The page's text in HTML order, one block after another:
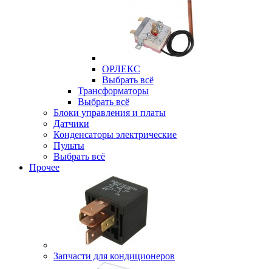
ОРЛЕКС
Выбрать всё
Трансформаторы
Выбрать всё
Блоки управления и платы
Датчики
Конденсаторы электрические
Пульты
Выбрать всё
Прочее
Запчасти для кондиционеров